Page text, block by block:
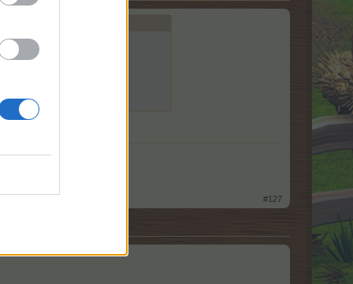
aber es passiert nichts.
Funktion
#127